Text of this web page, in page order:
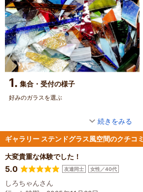
1. 集合・受付の様子
好みのガラスを選ぶ
続きをみる
ギャラリー ステンドグラス風空間のクチコミ
大変貴重な体験でした！
5.0 友達同士 女性／40代
しろちゃんさん